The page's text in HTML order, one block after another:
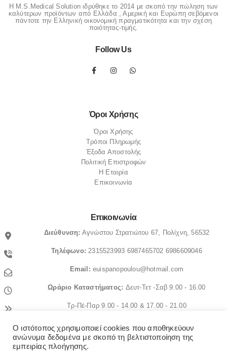
Η M.S.Medical Solution ιδρύθηκε το 2014 με σκοπό την πώληση των
καλύτερων προϊόντων από Ελλάδα , Αμερική και Ευρώπη σεβόμενοι
πάντοτε την Ελληνική οικονομική πραγματικότητα και την σχέση
ποιότητας-τιμής.
Follow Us
Όροι Χρήσης
Όροι Χρήσης
Τρόποι Πληρωμής
Έξοδα Αποστολής
Πολιτική Επιστροφών
Η Εταιρία
Επικοινωνία
Επικοινωνία
Διεύθυνση: Αγνώστου Στρατιώτου 67, Πολίχνη, 56532
Τηλέφωνο:2315523993 6987465702 6986609046
Email:euispanopoulou@hotmail.com
Ωράριο Καταστήματος: Δευτ-Τετ -Σαβ 9.00 - 16.00
Τρ-Πέ-Παρ 9.00 - 14.00 & 17.00 - 21.00
© OrthopedicaMS. 2022. All Rights Reserved
Ο ιστότοπος χρησιμοποιεί cookies που αποθηκεύουν
ανώνυμα δεδομένα με σκοπό τη βελτιστοποίηση της
εμπειρίας πλοήγησης.